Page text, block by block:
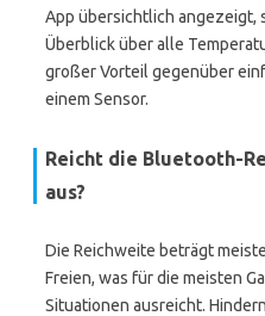
App übersichtlich angezeigt,
Überblick über alle
großer Vorteil gegenüber
einem Sensor.
Reicht die Bluetooth-
aus?
Die Reichweite beträgt
Freien, was für die meisten
Situationen ausreicht.